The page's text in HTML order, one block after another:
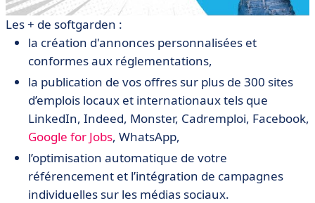
Les + de softgarden :
la création d'annonces personnalisées et
conformes aux réglementations,
la publication de vos offres sur plus de 300 sites
d’emplois locaux et internationaux tels que
LinkedIn, Indeed, Monster, Cadremploi, Facebook,
Google for Jobs, WhatsApp,
l’optimisation automatique de votre
référencement et l’intégration de campagnes
individuelles sur les médias sociaux.